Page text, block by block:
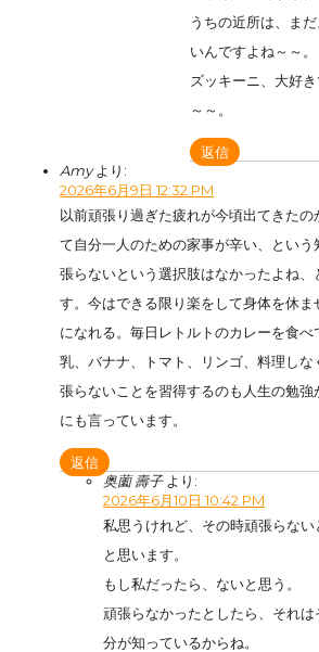
うちの近所は、ま
いんですよね～～。
ズッキーニ、大好
～～。
返信
Amy より:
2026年6月9日 12:32 PM
以前頑張り過ぎた疲れが今頃出てきたの
て自分一人のための家事が辛い、とい
張らないという選択肢はなかったよね、
す。今はできる限り楽をして身体を休
になれる。毎日レトルトのカレーを食
乳、バナナ、トマト、リンゴ、料理し
張らないことを習得するのも人生の勉
にも言っています。
返信
奥薗 壽子 より:
2026年6月10日 10:42 PM
私思うけれど、その時頑張らな
と思います。
もし私だったら、ないと思う。
頑張らなかったとしたら、それ
分が知っているからね。